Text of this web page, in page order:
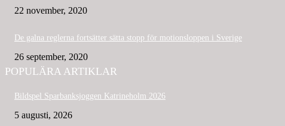
22 november, 2020
De galna reglerna fortsätter sätta stopp för motionsloppen i Sverige
26 september, 2020
POPULÄRA ARTIKLAR
Bildspel Sparbanksjoggen Katrineholm 2026
5 augusti, 2026